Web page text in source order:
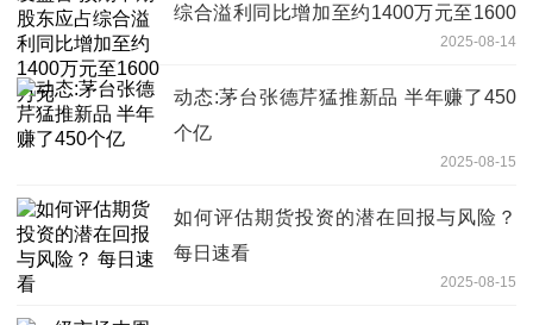
综合溢利同比增加至约1400万元至1600
2025-08-14
动态:茅台张德芹猛推新品 半年赚了450
个亿
2025-08-15
如何评估期货投资的潜在回报与风险？
每日速看
2025-08-15